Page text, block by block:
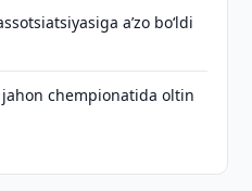
aʼzo bo‘ldi
chempionatida oltin